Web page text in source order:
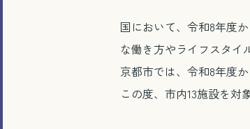
国において、令和8年度
な働き方やライフスタイ
京都市では、令和8年度
この度、市内13施設を対